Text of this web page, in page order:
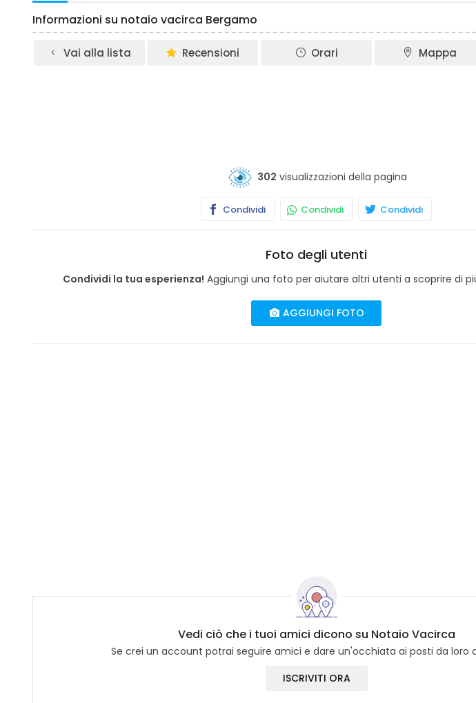
Informazioni su notaio vacirca Bergamo
Vai alla lista Recensioni Orari Mappa
302 visualizzazioni della pagina
Condividi Condividi Condividi
Foto degli utenti
Condividi la tua esperienza! Aggiungi una foto per aiutare altri utenti a scoprire di
AGGIUNGI FOTO
Vedi ciò che i tuoi amici dicono su Notaio Vacirca
Se crei un account potrai seguire amici e dare un'occhiata ai posti da loro
ISCRIVITI ORA